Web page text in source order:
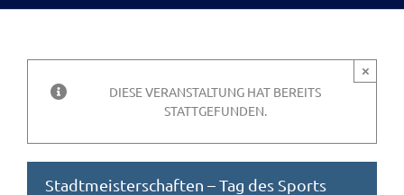
DIESE VERANSTALTUNG HAT BEREITS
STATTGEFUNDEN.
×
Stadtmeisterschaften – Tag des Sports